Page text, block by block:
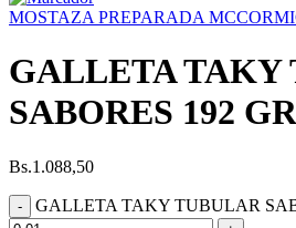
MOSTAZA PREPARADA
GALLETA TAKY
SABORES 192 GR
Bs.1.088,50
GALLETA TAKY TUBULAR